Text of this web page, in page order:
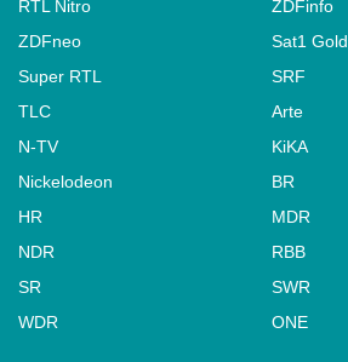
RTL Nitro
ZDFinfo
ZDFneo
Sat1 Gold
Super RTL
SRF
TLC
Arte
N-TV
KiKA
Nickelodeon
BR
HR
MDR
NDR
RBB
SR
SWR
WDR
ONE